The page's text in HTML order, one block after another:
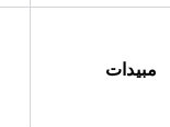
مبيدات